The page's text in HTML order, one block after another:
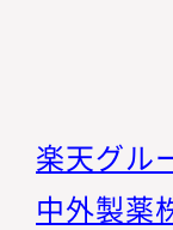
中外製薬